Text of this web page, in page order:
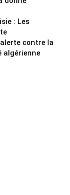
: Les
contre la
algérienne